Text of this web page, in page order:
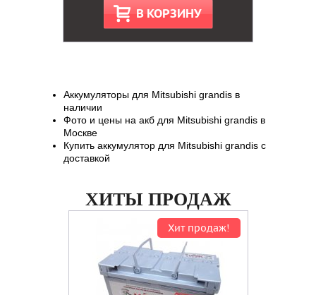
В КОРЗИНУ
Аккумуляторы для Mitsubishi grandis в
наличии
Фото и цены на акб для Mitsubishi grandis в
Москве
Купить аккумулятор для Mitsubishi grandis с
доставкой
ХИТЫ ПРОДАЖ
Хит продаж!